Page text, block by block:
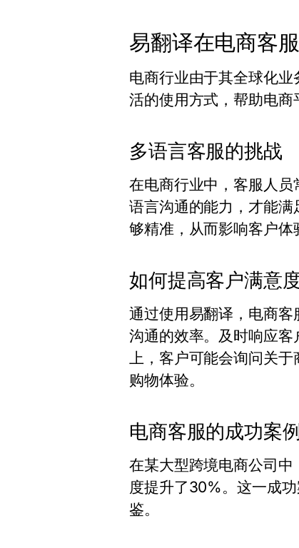
易翻译在电商客
电商行业由于其全球化
活的使用方式，帮助电商
多语言客服的挑战
在电商行业中，客服人
语言沟通的能力，才能
够精准，从而影响客户体
如何提高客户满意
通过使用易翻译，电商
沟通的效率。及时响应
上，客户可能会询问关
购物体验。
电商客服的成功案
在某大型跨境电商公司
度提升了30%。这一成
鉴。